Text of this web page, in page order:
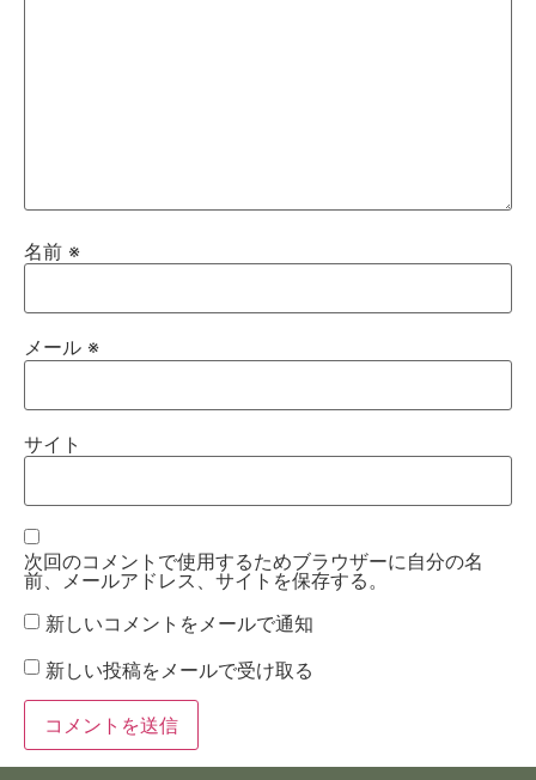
名前 ※
メール ※
サイト
次回のコメントで使用するためブラウザーに自分の名
前、メールアドレス、サイトを保存する。
新しいコメントをメールで通知
新しい投稿をメールで受け取る